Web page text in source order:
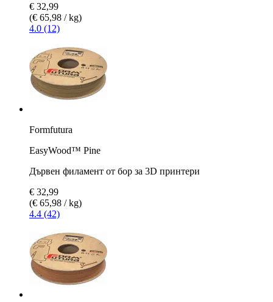
€ 32,99
(€ 65,98 / kg)
4.0 (12)
Formfutura
EasyWood™ Pine
Дървен филамент от бор за 3D принтери
€ 32,99
(€ 65,98 / kg)
4.4 (42)